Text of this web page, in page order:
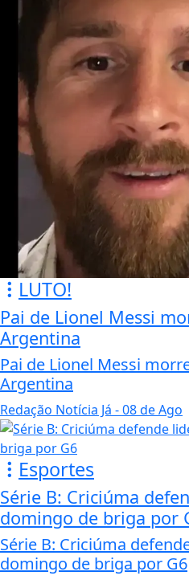
LUTO!
Pai de Lionel Messi
Argentina
Pai de Lionel Messi
Argentina
Redação Notícia Já - 08 de Ago
Esportes
Série B: Criciúma
domingo de briga por
Série B: Criciúma
domingo de briga por G6